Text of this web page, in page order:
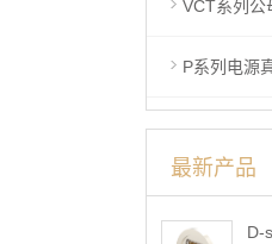
VCT系列公
P系列电源
最新产品
D-